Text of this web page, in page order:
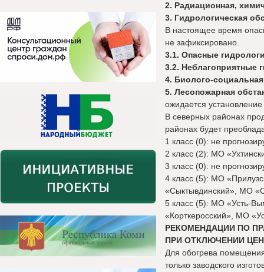
2. Радиационная,
3. Гидрологическая
В настоящее время
не зафиксировано.
3.1. Опасные
3.2. Неблагоприятные
4. Биолого-
5. Лесопожарная
ожидается
В северных районах
районах будет
1 класс (0): не
2 класс (2): МО
3 класс (0): не
4 класс (5): МО
«Сыктывдинский», МО
5 класс (5): МО «Усть-
«Корткеросский», МО
РЕКОМЕНДАЦИИ ПО
ПРИ ОТКЛЮЧЕНИИ
Для обогрева
только заводского